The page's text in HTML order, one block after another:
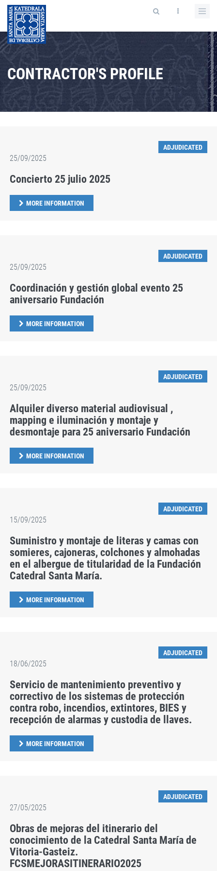
CONTRACTOR'S PROFILE
ADJUDICATED
25/09/2025
Concierto 25 julio 2025
MORE INFORMATION
ADJUDICATED
25/09/2025
Coordinación y gestión global evento 25
aniversario Fundación
MORE INFORMATION
ADJUDICATED
25/09/2025
Alquiler diverso material audiovisual ,
mapping e iluminación y montaje y
desmontaje para 25 aniversario Fundación
MORE INFORMATION
ADJUDICATED
15/09/2025
Suministro y montaje de literas y camas con
somieres, cajoneras, colchones y almohadas
en el albergue de titularidad de la Fundación
Catedral Santa María.
MORE INFORMATION
ADJUDICATED
18/06/2025
Servicio de mantenimiento preventivo y
correctivo de los sistemas de protección
contra robo, incendios, extintores, BIES y
recepción de alarmas y custodia de llaves.
MORE INFORMATION
ADJUDICATED
27/05/2025
Obras de mejoras del itinerario del
conocimiento de la Catedral Santa María de
Vitoria-Gasteiz.
FCSMEJORASITINERARIO2025